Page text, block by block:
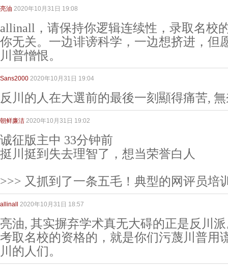
亮油 2020年10月31日 19:08
allinall，请保持你逻辑连续性，录取名校
你无关。一边诽谤科学，一边想挤进，但
川普憎恨。
Sans2000 2020年10月31日 19:04
反川的人在大選前的最後一刻顯得痛苦,
朝鲜廉洁 2020年10月31日 19:02
诚征版主中 33分钟前
挺川挺到失去理智了，想当荣誉白人
>>> 又抓到了一条五毛！典型的网评员培
allinall 2020年10月31日 18:57
亮油, 其实摒弃学术真无大碍的正是反川
考取名校的资格的，就是你们污蔑川普用
川的人们。